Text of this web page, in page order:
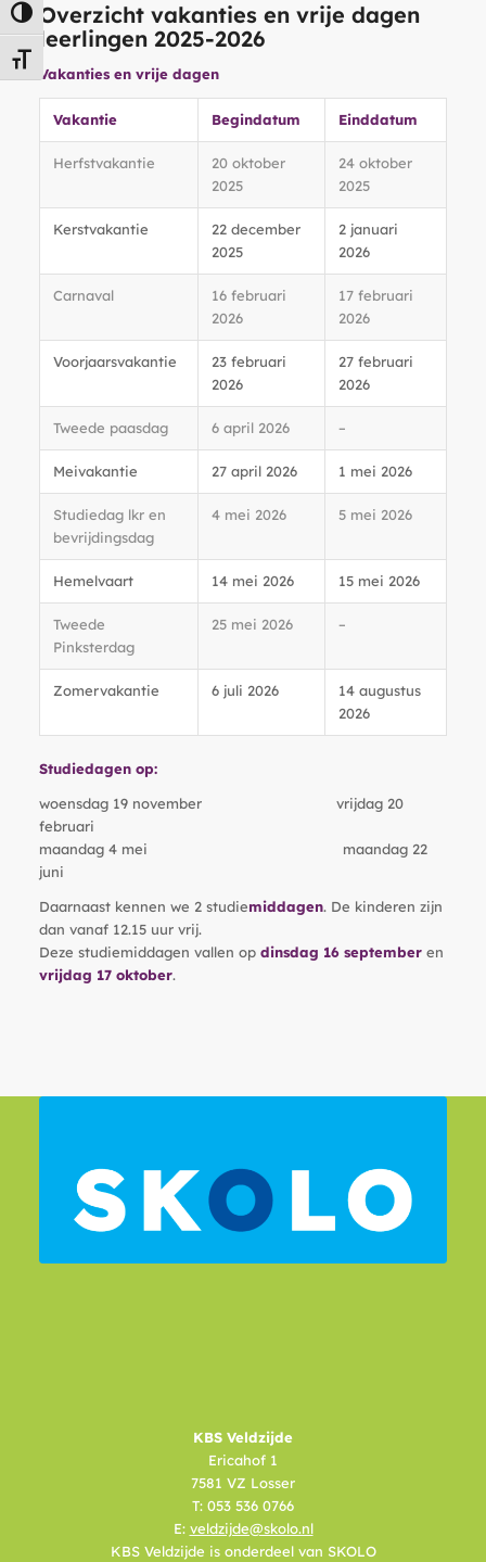
Keuze voor hoog contrast
Kies grootte van het lettertype
Overzicht vakanties en vrije dagen
leerlingen 2025-2026
Vakanties en vrije dagen
Vakantie Begindatum Einddatum
Herfstvakantie
20 oktober
2025
24 oktober
2025
Kerstvakantie
22 december
2025
2 januari
2026
Carnaval
16 februari
2026
17 februari
2026
Voorjaarsvakantie
23 februari
2026
27 februari
2026
Tweede paasdag 6 april 2026 –
Meivakantie 27 april 2026 1 mei 2026
Studiedag lkr en
bevrijdingsdag
4 mei 2026 5 mei 2026
Hemelvaart 14 mei 2026 15 mei 2026
Tweede
Pinksterdag
25 mei 2026 –
Zomervakantie 6 juli 2026
14 augustus
2026
Studiedagen op:
woensdag 19 november vrijdag 20
februari
maandag 4 mei maandag 22
juni
Daarnaast kennen we 2 studiemiddagen. De kinderen zijn
dan vanaf 12.15 uur vrij.
Deze studiemiddagen vallen op dinsdag 16 septemberen
vrijdag 17 oktober.
KBS Veldzijde
Ericahof 1
7581 VZ Losser
T: 053 536 0766
E: veldzijde@skolo.nl
KBS Veldzijde is onderdeel van SKOLO